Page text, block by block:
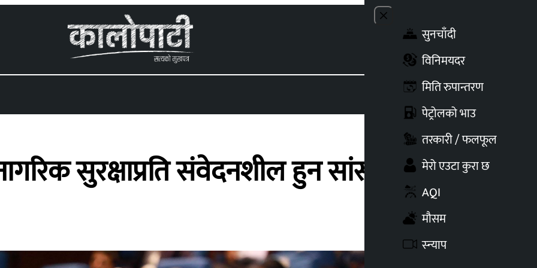
Close menu
सुनचाँदी
विनिमयदर
मिति रुपान्तरण
पेट्रोलको भाउ
तरकारी / फलफूल
मेरो एउटा कुरा छ
AQI
मौसम
स्न्याप
नागरिक सुरक्षाप्रति संवेदनशील हुन सांसदहरुको माग